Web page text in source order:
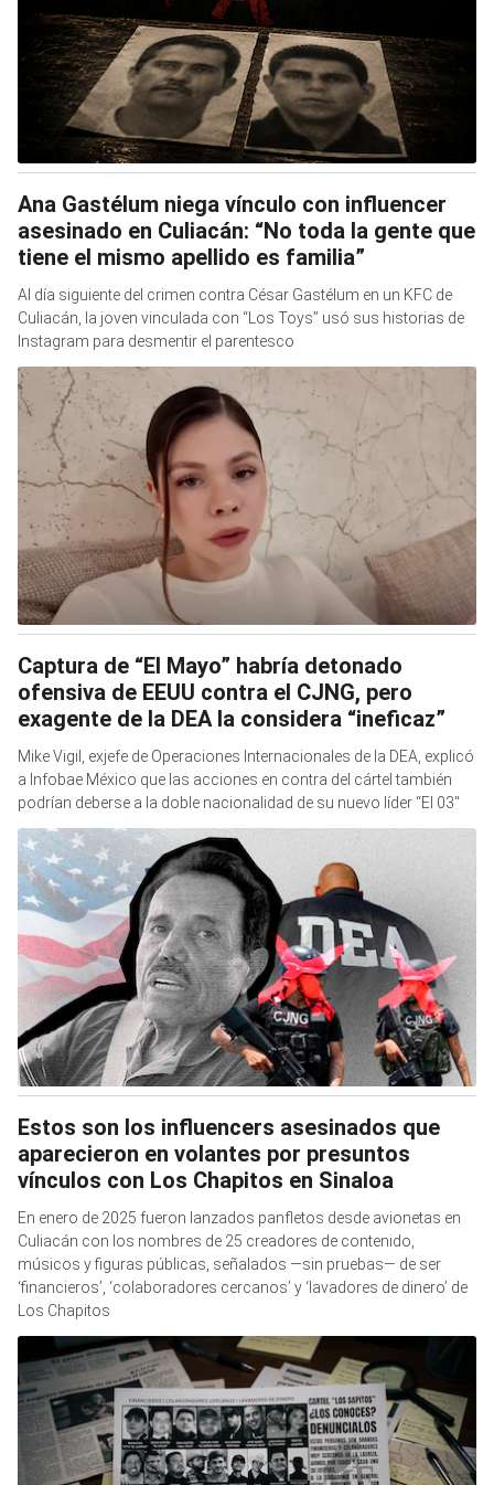
Ana Gastélum niega vínculo con influencer
asesinado en Culiacán: “No toda la gente que
tiene el mismo apellido es familia”
Al día siguiente del crimen contra César Gastélum en un KFC de
Culiacán, la joven vinculada con “Los Toys” usó sus historias de
Instagram para desmentir el parentesco
Captura de “El Mayo” habría detonado
ofensiva de EEUU contra el CJNG, pero
exagente de la DEA la considera “ineficaz”
Mike Vigil, exjefe de Operaciones Internacionales de la DEA, explicó
a Infobae México que las acciones en contra del cártel también
podrían deberse a la doble nacionalidad de su nuevo líder “El 03″
Estos son los influencers asesinados que
aparecieron en volantes por presuntos
vínculos con Los Chapitos en Sinaloa
En enero de 2025 fueron lanzados panfletos desde avionetas en
Culiacán con los nombres de 25 creadores de contenido,
músicos y figuras públicas, señalados —sin pruebas— de ser
‘financieros’, ‘colaboradores cercanos’ y ‘lavadores de dinero’ de
Los Chapitos